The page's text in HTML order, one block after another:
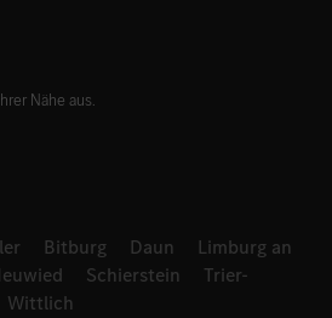
Nähe aus.
Bitburg Daun
Limburg an
Schierstein
Trier-
Wittlich